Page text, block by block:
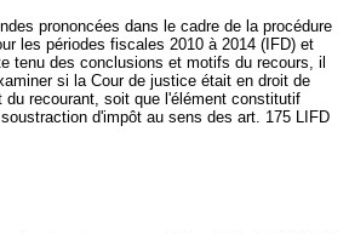
prononcées dans le cadre de la procédure
les périodes fiscales 2010 à 2014 (IFD) et
tenu des conclusions et motifs du recours, il
si la Cour de justice était en droit de
du recourant, soit que l'élément constitutif
d'impôt au sens des art. 175 LIFD